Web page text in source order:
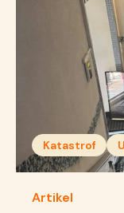
Katastrof
Artikel